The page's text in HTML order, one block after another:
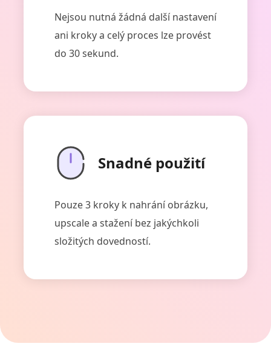
Nejsou nutná žádná další nastavení
ani kroky a celý proces lze provést
do 30 sekund.
Snadné použití
Pouze 3 kroky k nahrání obrázku,
upscale a stažení bez jakýchkoli
složitých dovedností.